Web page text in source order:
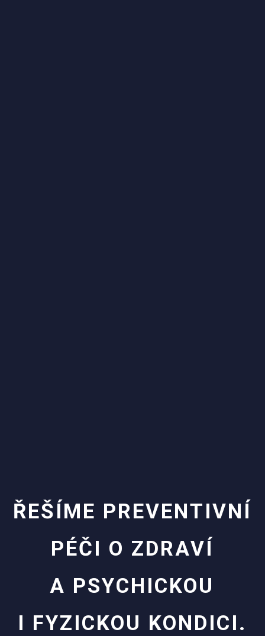
ŘEŠÍME PREVENTIVNÍ
PÉČI O ZDRAVÍ
A PSYCHICKOU
I FYZICKOU KONDICI.